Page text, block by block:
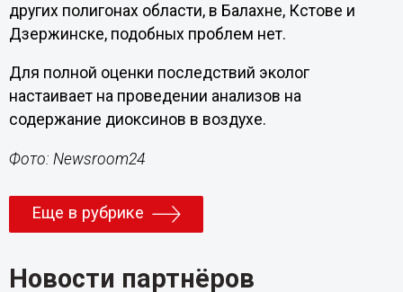
других полигонах области, в Балахне, Кстове и
Дзержинске, подобных проблем нет.
Для полной оценки последствий эколог
настаивает на проведении анализов на
содержание диоксинов в воздухе.
Фото: Newsroom24
Еще в рубрике
Новости партнёров